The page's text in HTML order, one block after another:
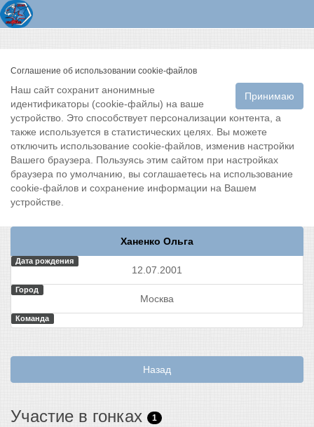
Соглашение об использовании cookie-файлов
Принимаю
Наш сайт сохранит анонимные
идентификаторы (cookie-файлы) на ваше
устройство. Это способствует персонализации контента, а
также используется в статистических целях. Вы можете
отключить использование cookie-файлов, изменив настройки
Вашего браузера. Пользуясь этим сайтом при настройках
браузера по умолчанию, вы соглашаетесь на использование
cookie-файлов и сохранение информации на Вашем
устройстве.
Ханенко Ольга
Дата рождения
12.07.2001
Город
Москва
Команда
Назад
Участие в гонках 1